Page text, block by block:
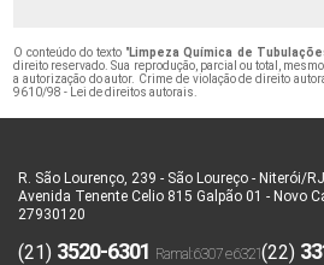
O conteúdo do texto "Limpeza Química de
direito reservado. Sua reprodução, parcial ou total,
a autorização do autor. Crime de violação de direito
9610/98 - Lei de direitos autorais
R. São Lourenço, 239 - São Loureço - Niterói/
Avenida Tenente Celio 815 Galpão 01 - Novo
27930120
(21) 3520-6301 (22)